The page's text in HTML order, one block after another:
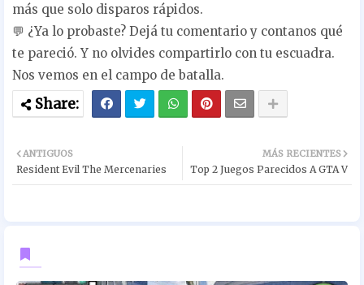
más que solo disparos rápidos.
💬 ¿Ya lo probaste? Dejá tu comentario y contanos qué
te pareció. Y no olvides compartirlo con tu escuadra.
Nos vemos en el campo de batalla.
MÁS RECIENTES
Top 2 Juegos Parecidos A GTA V
ANTIGUOS
Resident Evil The Mercenaries